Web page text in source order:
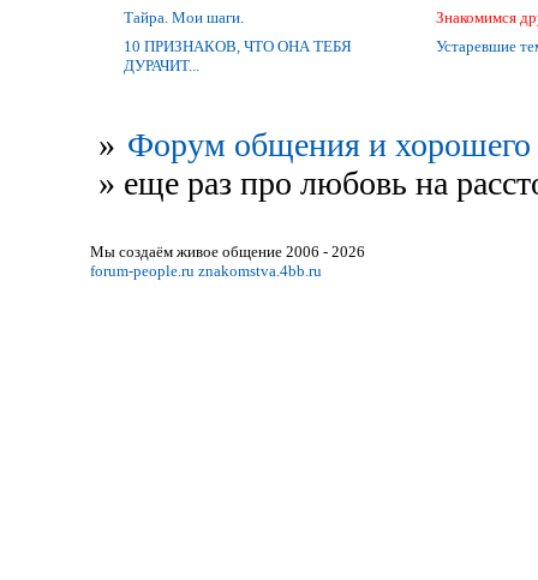
Тайра. Мои шаги.
Знакомимся
10 ПРИЗНАКОВ, ЧТО ОНА ТЕБЯ
ДУРАЧИТ...
Устаревшие
» Форум общения и хорошего
» еще раз про любовь на
Мы создаём живое общение 2006 - 2026
forum-people.ru znakomstva.4bb.ru